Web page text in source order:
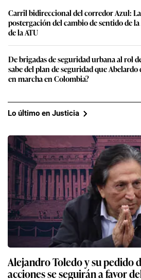
Carril bidireccional del corredor Azul:
postergación del cambio de sentido de
de la ATU
De brigadas de seguridad urbana al rol
sabe del plan de seguridad que
en marcha en Colombia?
Lo último en Justicia
Alejandro Toledo y su pedido
acciones se